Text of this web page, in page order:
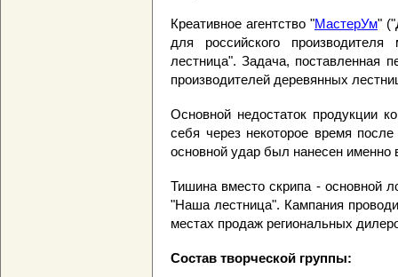
Креативное агентство "МастерУм"
для российского
лестница". Задача, поставленная
производителей деревянных
Основной недостаток продукции
себя через некоторое время
основной удар был нанесен именно
Тишина вместо скрипа - основной
"Наша лестница". Кампания
местах продаж региональных
Состав творческой группы: